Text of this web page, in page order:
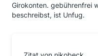
Girokonten. gebührenfrei
beschreibst, ist Unfug.